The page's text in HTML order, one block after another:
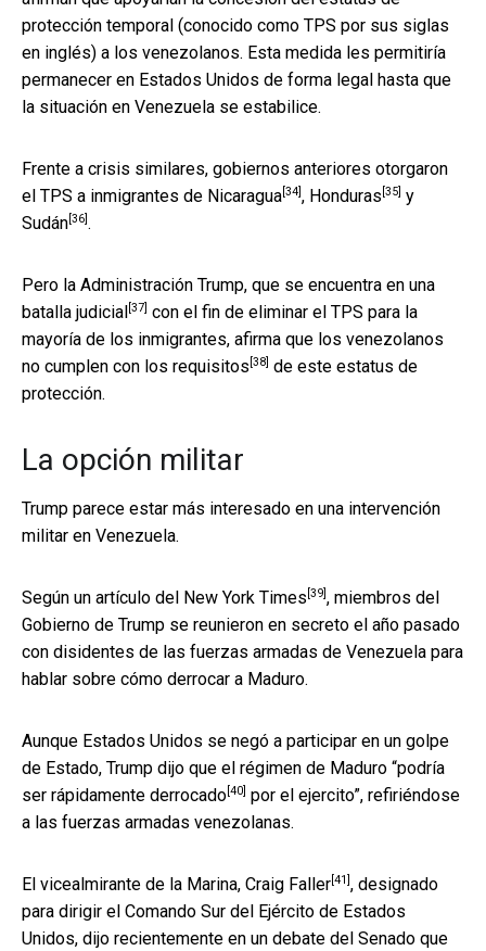
protección temporal (conocido como TPS por sus siglas
en inglés) a los venezolanos. Esta medida les permitiría
permanecer en Estados Unidos de forma legal hasta que
la situación en Venezuela se estabilice.
Frente a crisis similares, gobiernos anteriores otorgaron
el TPS a inmigrantes de Nicaragua [34] , Honduras [35] y
Sudán [36] .
Pero la Administración Trump, que se encuentra en una
batalla judicial [37] con el fin de eliminar el TPS para la
mayoría de los inmigrantes, afirma que los venezolanos
no cumplen con los requisitos [38] de este estatus de
protección.
La opción militar
Trump parece estar más interesado en una intervención
militar en Venezuela.
Según un artículo del New York Times [39] , miembros del
Gobierno de Trump se reunieron en secreto el año pasado
con disidentes de las fuerzas armadas de Venezuela para
hablar sobre cómo derrocar a Maduro.
Aunque Estados Unidos se negó a participar en un golpe
de Estado, Trump dijo que el régimen de Maduro “podría
ser rápidamente derrocado [40] por el ejercito”, refiriéndose
a las fuerzas armadas venezolanas.
El vicealmirante de la Marina, Craig Faller [41] , designado
para dirigir el Comando Sur del Ejército de Estados
Unidos, dijo recientemente en un debate del Senado que